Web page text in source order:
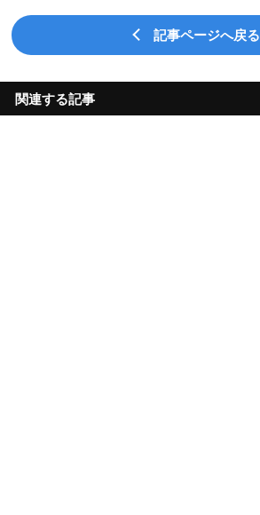
記事ページへ戻る
関連する記事